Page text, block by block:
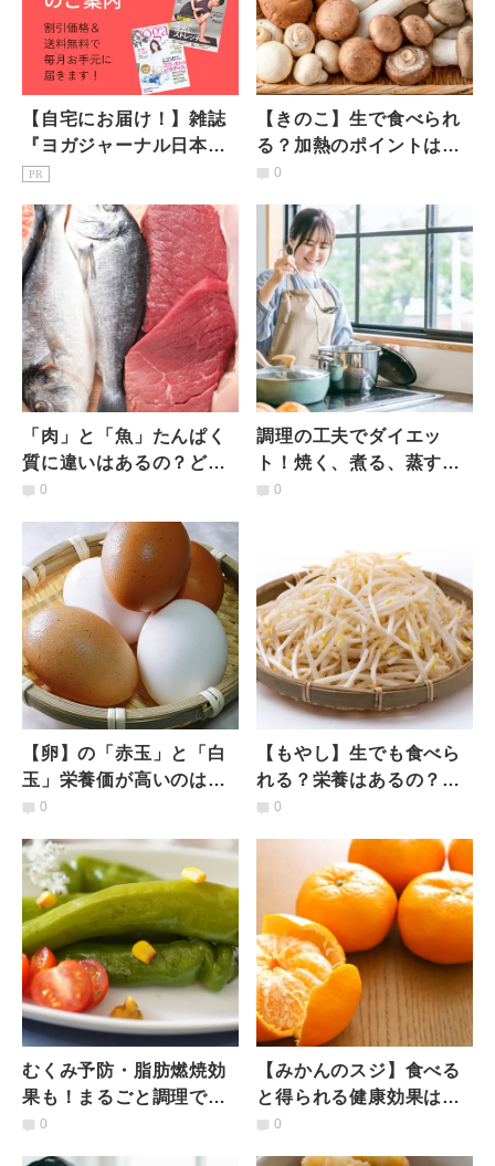
【自宅にお届け！】雑誌
『ヨガジャーナル日本
版』予約購読のご案内
PR
【きのこ】生で食べられ
る？加熱のポイントは？
「きのこの調理」でおさ
0
「肉」と「魚」たんぱく
質に違いはあるの？どち
らを食べるべき？管理栄
0
調理の工夫でダイエッ
ト！焼く、煮る、蒸す…
もっともカロリーダウン
0
【卵】の「赤玉」と「白
玉」栄養価が高いのはど
っち？管理栄養士が解説
0
【もやし】生でも食べら
れる？栄養はあるの？調
理のコツは？管理栄養士
ンに回答
0
むくみ予防・脂肪燃焼効
果も！まるごと調理で栄
養たっぷり「万願寺とう
0
【みかんのスジ】食べる
と得られる健康効果は？
管理栄養士が解説
0